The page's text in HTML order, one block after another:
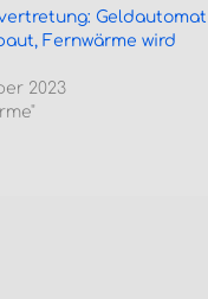
Geldautomat
Fernwärme wird
2023